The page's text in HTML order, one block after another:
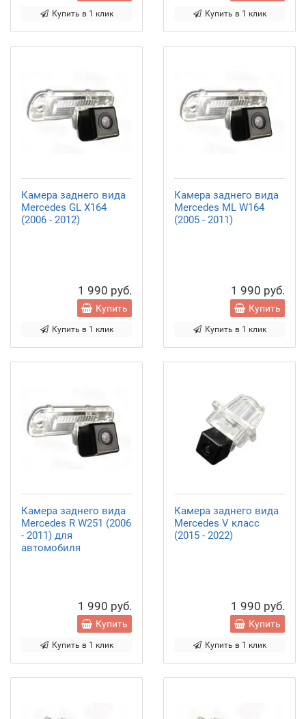
Купить в 1 клик Купить в 1 клик
Камера заднего вида
Mercedes GL X164
(2006 - 2012)
1 990 руб.
Купить
Купить в 1 клик
Камера заднего вида
Mercedes ML W164
(2005 - 2011)
1 990 руб.
Купить
Купить в 1 клик
Камера заднего вида
Mercedes R W251 (2006
- 2011) для
автомобиля
1 990 руб.
Купить
Купить в 1 клик
Камера заднего вида
Mercedes V класс
(2015 - 2022)
1 990 руб.
Купить
Купить в 1 клик